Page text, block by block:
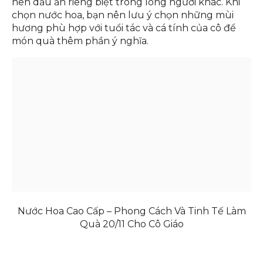
nên dấu ấn riêng biệt trong lòng người khác. Khi
chọn nước hoa, bạn nên lưu ý chọn những mùi
hương phù hợp với tuổi tác và cá tính của cô để
món quà thêm phần ý nghĩa.
Nước Hoa Cao Cấp – Phong Cách Và Tinh Tế Làm
Quà 20/11 Cho Cô Giáo